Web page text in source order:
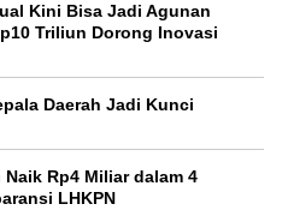
Kini Bisa Jadi Agunan
Triliun Dorong Inovasi
Daerah Jadi Kunci
Rp4 Miliar dalam 4
LHKPN